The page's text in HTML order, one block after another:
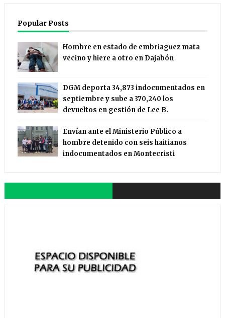
Popular Posts
Hombre en estado de embriaguez mata
vecino y hiere a otro en Dajabón
DGM deporta 34,873 indocumentados en
septiembre y sube a 370,240 los
devueltos en gestión de Lee B.
Envían ante el Ministerio Público a
hombre detenido con seis haitianos
indocumentados en Montecristi